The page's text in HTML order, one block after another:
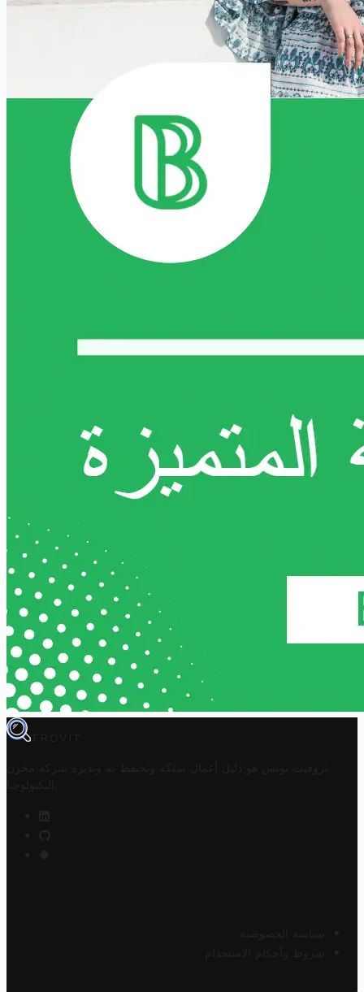
TROVIT
تروفيت تونس هو دليل أعمال تملكه وتحتفظ به وتديره
شركة مخزن
التكنولوجيا
سياسة الخصوصية
شروط وأحكام الاستخدام